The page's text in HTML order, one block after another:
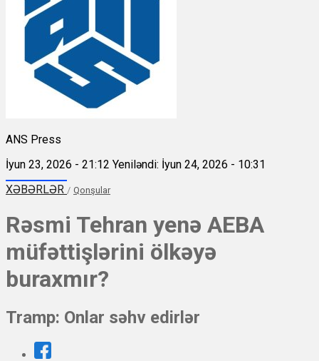
ANS Press
İyun 23, 2026 - 21:12 Yeniləndi: İyun 24, 2026 - 10:31
XƏBƏRLƏR / Qonşular
Rəsmi Tehran yenə AEBA
müfəttişlərini ölkəyə
buraxmır?
Tramp: Onlar səhv edirlər